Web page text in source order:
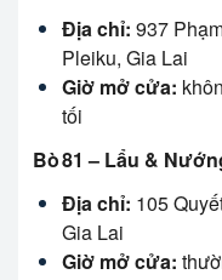
Địa chỉ: 937
Pleiku, Gia Lai
Giờ mở cửa:
tối
Bò 81 – Lẩu &
Địa chỉ: 105
Gia Lai
Giờ mở cửa: